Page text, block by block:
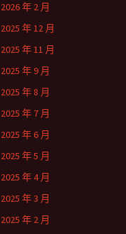
2026 年 2 月
2025 年 12 月
2025 年 11 月
2025 年 9 月
2025 年 8 月
2025 年 7 月
2025 年 6 月
2025 年 5 月
2025 年 4 月
2025 年 3 月
2025 年 2 月